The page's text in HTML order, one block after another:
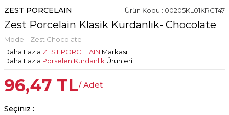
ZEST PORCELAIN Ürün Kodu : 00205KL01KRCT47
Zest Porcelain Klasik Kürdanlık- Chocolate
Model : Zest Chocolate
Daha Fazla ZEST PORCELAIN Markası
Daha Fazla Porselen Kürdanlık Ürünleri
96,47 TL/ Adet
Seçiniz :